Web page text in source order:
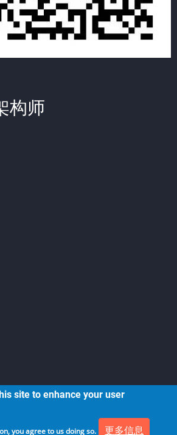
构师
site to enhance your user
you agree to us doing so. 更多信息